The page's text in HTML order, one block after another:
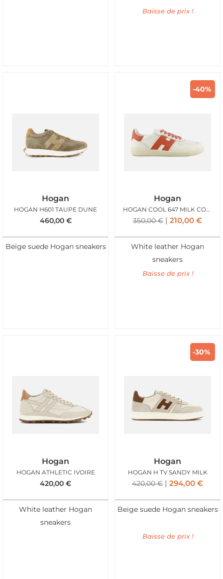
Baisse de prix !
Hogan
HOGAN H601 TAUPE DUNE
460,00 €
Beige suede Hogan sneakers
-40%
Hogan
HOGAN COOL 647 MILK CORAIL
350,00€ 210,00 €
White leather Hogan
sneakers
Baisse de prix !
Hogan
HOGAN ATHLETIC IVOIRE
420,00 €
White leather Hogan
sneakers
-30%
Hogan
HOGAN H TV SANDY MILK
420,00€ 294,00 €
Beige suede Hogan sneakers
Baisse de prix !